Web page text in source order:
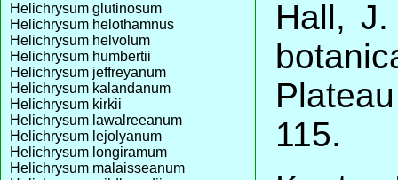
Helichrysum glutinosum
Helichrysum helothamnus
Helichrysum helvolum
Helichrysum humbertii
Helichrysum jeffreyanum
Helichrysum kalandanum
Helichrysum kirkii
Helichrysum lawalreeanum
Helichrysum lejolyanum
Helichrysum longiramum
Helichrysum malaisseanum
Hall,
115.